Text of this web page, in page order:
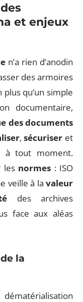
et enjeux
n’a rien d’anodin
des armoires
plus qu’un simple
documentaire,
des documents
,sécuriser et
à tout moment.
les normes : ISO
veille à la valeur
des archives
face aux aléas
la